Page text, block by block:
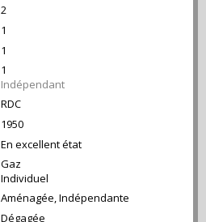
2
1
1
1
Indépendant
RDC
1950
En excellent état
Gaz
Individuel
Aménagée, Indépendante
Dégagée